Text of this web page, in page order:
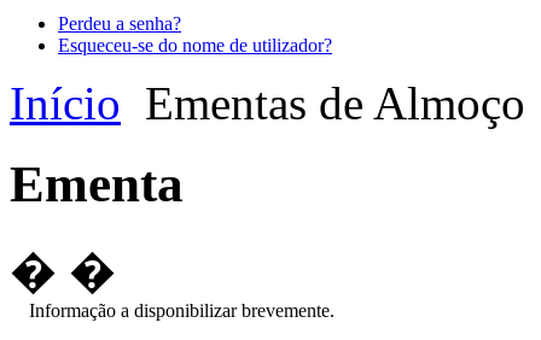
Perdeu a senha?
Esqueceu-se do nome de utilizador?
Início Ementas de Almoço
Ementa
� �
Informação a disponibilizar brevemente.